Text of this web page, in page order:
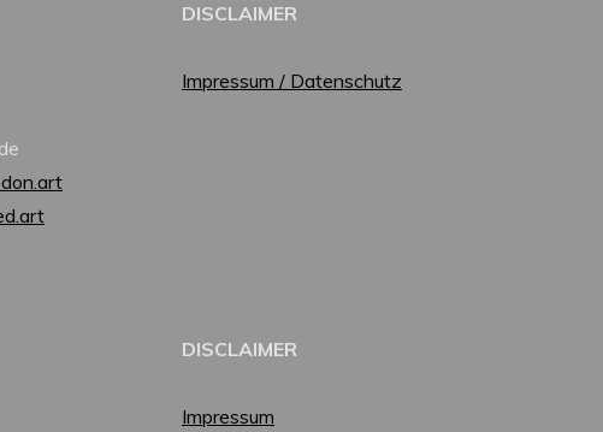
DISCLAIMER
Impressum / Datenschutz
DISCLAIMER
Impressum